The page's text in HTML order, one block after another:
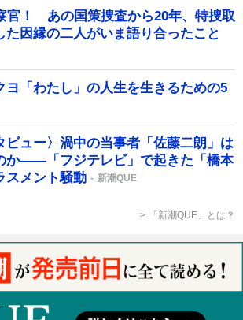
官！ あの国策捜査から20年、特捜取
た因縁の二人がいま語り合ったこと
ヨ「わたし」の人生を生きるための5
ビュー〉渦中の当事者「佐藤二朗」は
か――「フジテレビ」で起きた「橋本
スメント騒動
新潮QUE
「新潮QUE」とは？